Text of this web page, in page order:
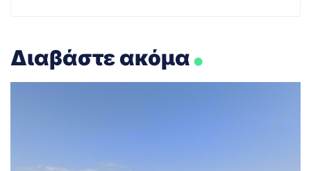
Διαβάστε ακόμα.